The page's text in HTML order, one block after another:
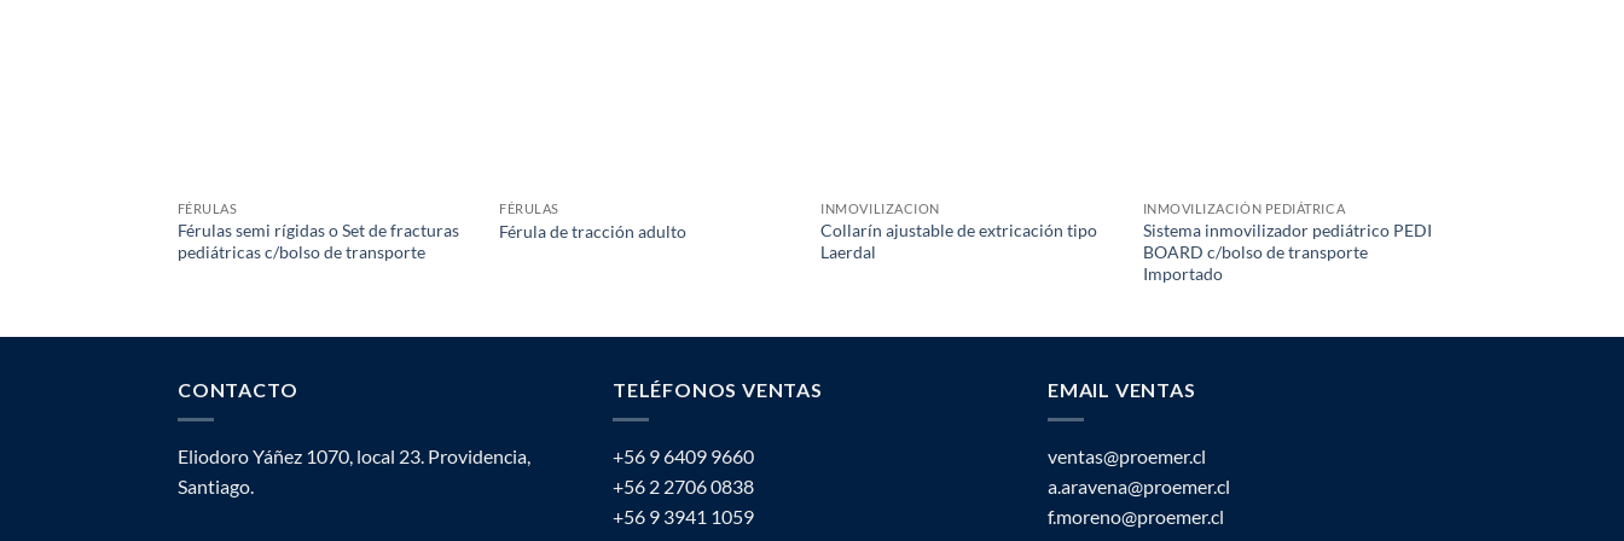
FÉRULAS
Férulas semi rígidas o Set de fracturas
pediátricas c/bolso de transporte
FÉRULAS
Férula de tracción adulto
INMOVILIZACION
Collarín ajustable de extricación tipo
Laerdal
INMOVILIZACIÓN PEDIÁTRICA
Sistema inmovilizador pediátrico PEDI
BOARD c/bolso de transporte
Importado
CONTACTO
Eliodoro Yáñez 1070, local 23. Providencia,
Santiago.
TELÉFONOS VENTAS
+56 9 6409 9660
+56 2 2706 0838
+56 9 3941 1059
EMAIL VENTAS
ventas@proemer.cl
a.aravena@proemer.cl
f.moreno@proemer.cl